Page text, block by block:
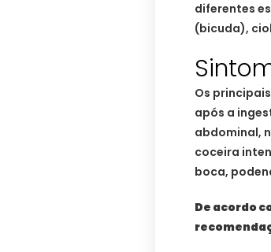
diferentes
(bicuda),
Os
após a
abdominal,
coceira
boca,
De acordo